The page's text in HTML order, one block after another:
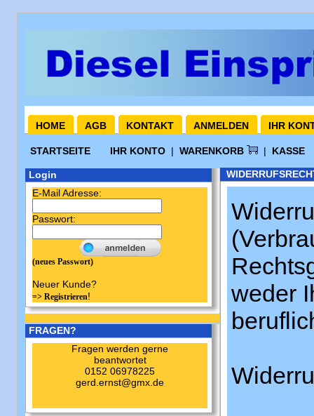
HOME AGB KONTAKT ANMELDEN IHR
STARTSEITE IHR KONTO | WARENKORB | KASSE
Login
E-Mail Adresse:
Passwort:
(neues Passwort)
Neuer Kunde?
=> Registrieren!
FRAGEN?
Fragen werden gerne
beantwortet
0152 06978225
gerd.ernst@gmx.de
weder